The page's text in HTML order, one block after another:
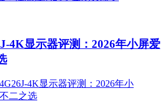
4K显示器评测：2026年小屏爱